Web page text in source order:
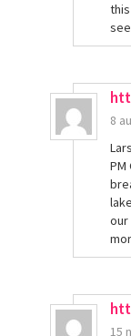
8
PM
our
15